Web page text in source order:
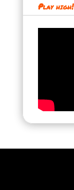
Play high!